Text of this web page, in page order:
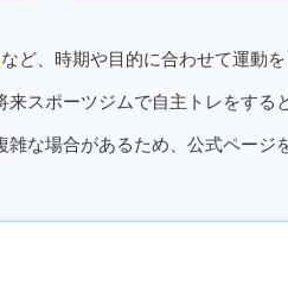
など、時期や目的に合わせて運動
スポーツジムで自主トレをする
な場合があるため、公式ページ